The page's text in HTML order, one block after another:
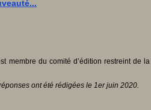
du comité d’édition restreint
ont été rédigées le 1er juin 2020.